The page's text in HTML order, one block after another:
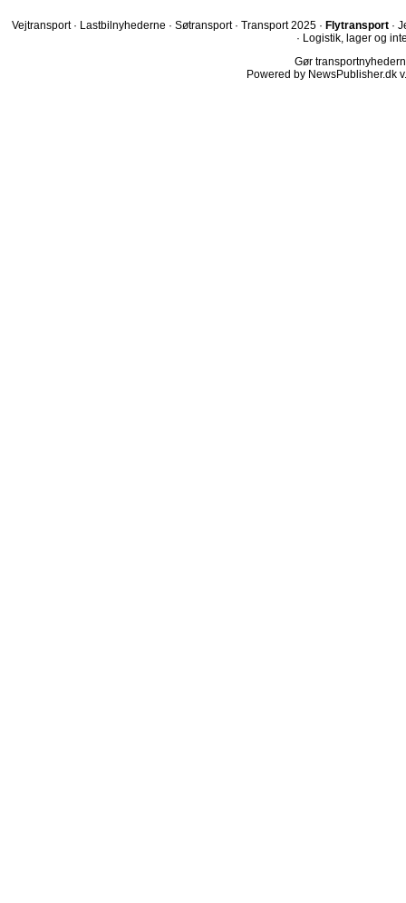
Vejtransport · Lastbilnyhederne · Søtransport · Transport 2025 · Flytransport ·
· Logistik, lager og
Gør
Powered by NewsPublisher.dk